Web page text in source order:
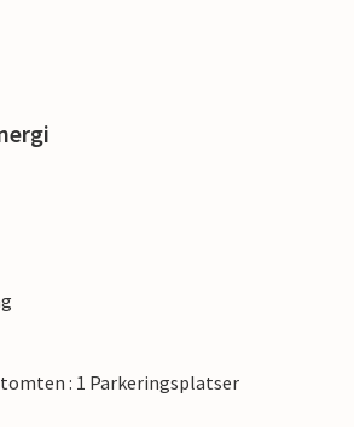
: 1 Parkeringsplatser